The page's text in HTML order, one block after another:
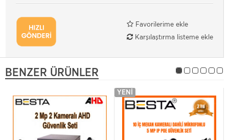
Favorilerime ekle
Karşılaştırma listeme ekle
BENZER ÜRÜNLER
YENI